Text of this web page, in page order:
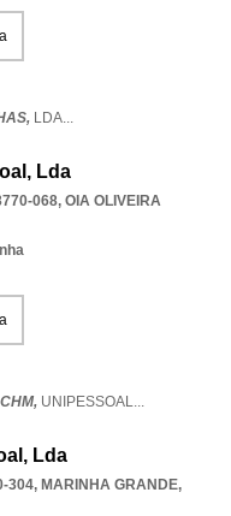
LDA...
Lda
068, OIA OLIVEIRA
UNIPESSOAL...
Lda
304, MARINHA GRANDE,